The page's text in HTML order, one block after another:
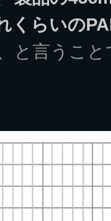
くらいの
と言うこ